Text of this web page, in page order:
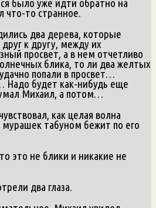
было уже идти обратно на
что-то странное.
два дерева, которые
к другу, между их
просвет, а в нем отчетливо
блика, то ли два желтых
попали в просвет…
Надо будет как-нибудь еще
Михаил, а потом…
как целая волна
табуном бежит по его
это не блики и никакие не
два глаза.